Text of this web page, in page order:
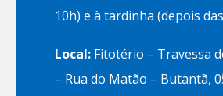
10h) e à tardinha (depois
Local: Fitotério – Travessa
– Rua do Matão – Butantã,